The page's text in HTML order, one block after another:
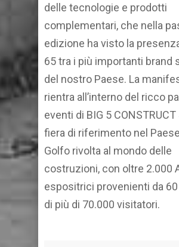
delle tecnologie e prodotti
complementari, che nella
edizione ha visto la
65 tra i più importanti brand
del nostro Paese. La
rientra all’interno del ricco
eventi di BIG 5 CONSTRUCT
fiera di riferimento nel
Golfo rivolta al mondo delle
costruzioni, con oltre 2.000
espositrici provenienti da 60
di più di 70.000 visitatori.